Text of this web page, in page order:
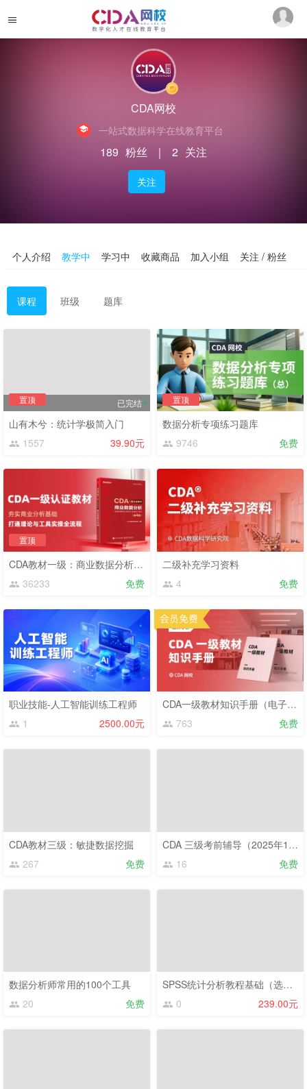
CDA网校
一站式数据科学在线教育平台
189 粉丝 ｜ 2 关注
关注
个人介绍 教学中 学习中 收藏商品 加入小组 关注 / 粉丝
课程 班级 题库
已完结
置顶
山有木兮：统计学极简入门
1557
39.90元
置顶
数据分析专项练习题库
9746
免费
置顶
CDA教材一级：商业数据分析（2025版大纲）
36233
免费
二级补充学习资料
4
免费
职业技能-人工智能训练工程师
1
2500.00元
CDA一级教材知识手册（电子版）
763
免费
CDA教材三级：敏捷数据挖掘
267
免费
CDA 三级考前辅导（2025年12月）
16
免费
数据分析师常用的100个工具
20
免费
SPSS统计分析教程基础（选修）
0
239.00元